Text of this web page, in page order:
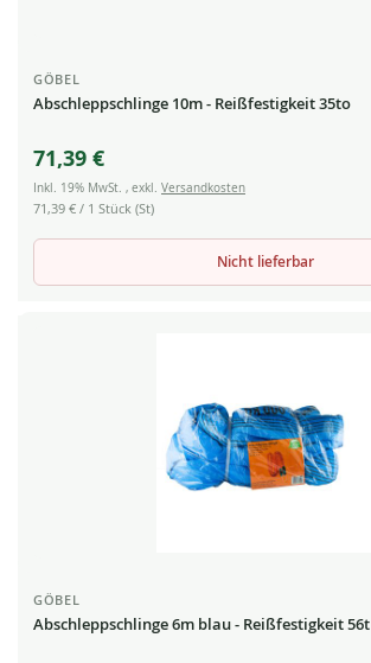
GÖBEL
Abschleppschlinge 10m - Reißfestigkeit 35to
71,39 €
Inkl. 19% MwSt. , exkl. Versandkosten
71,39 € / 1 Stück (St)
Nicht lieferbar
GÖBEL
Abschleppschlinge 6m blau - Reißfestigkeit 56t